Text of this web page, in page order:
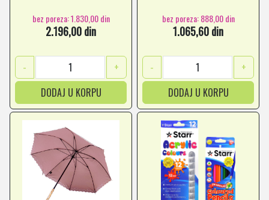
bez poreza: 1.830,00 din
2.196,00 din
-
+
DODAJ U KORPU
bez poreza: 888,00 din
1.065,60 din
-
+
DODAJ U KORPU